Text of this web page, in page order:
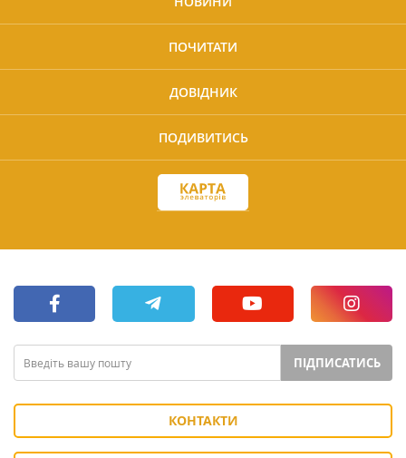
ПОЧИТАТИ
ДОВІДНИК
ПОДИВИТИСЬ
ПІДПИСАТИСЬ
КОНТАКТИ